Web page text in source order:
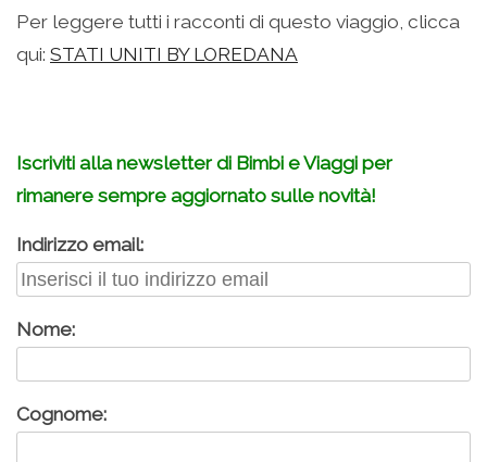
Per leggere tutti i racconti di questo viaggio, clicca
qui: STATI UNITI BY LOREDANA
Iscriviti alla newsletter di Bimbi e Viaggi per
rimanere sempre aggiornato sulle novità!
Indirizzo email:
Nome:
Cognome: